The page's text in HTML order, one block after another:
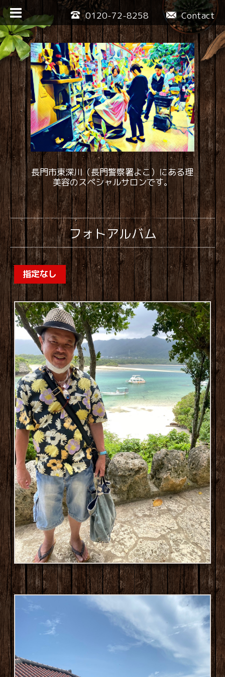
Contact
0120-72-8258
長門市東深川（長門警察署よこ）にある理
美容のスペシャルサロンです。
フォトアルバム
指定なし